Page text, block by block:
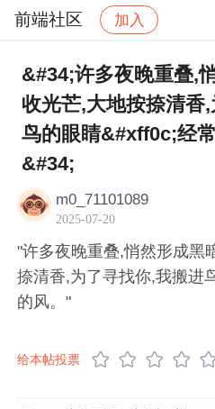
前端社区 加入
社区 前端社区 感慨
&#34;许多夜晚重叠,
收光芒,大地按捺清香
鸟的眼睛&#xff0c;经
&#34;
m0_71101089
2025-07-20
"许多夜晚重叠,悄然形成黑
捺清香,为了寻找你,我搬进
的风。"
给本帖投票